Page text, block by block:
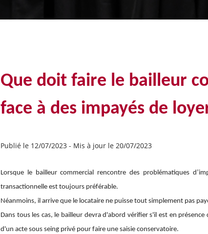
Que doit faire le bailleur
face à des impayés de
Publié le 12/07/2023 - Mis à jour le 20/07/2023
Lorsque le bailleur commercial rencontre des problématiques
transactionnelle est toujours préférable.
Néanmoins, il arrive que le locataire ne puisse tout simplement pas
Dans tous les cas, le bailleur devra d'abord vérifier s'il est en
d'un acte sous seing privé pour faire une saisie conservatoire.